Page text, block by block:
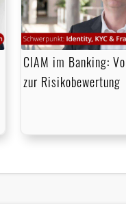
CIAM im Banking:
zur Risikobewertung